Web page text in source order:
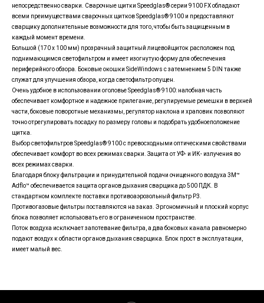
непосредственно сварки. Сварочные щитки Speedglas® серии 9100 FX обладают
всеми преимуществами сварочных щитков Speedglas® 9100 и предоставляют
сварщику дополнительные возможности для того, чтобы быть защищенным в
каждый момент времени.
Большой (170 х 100 мм) прозрачный защитный лицевойщиток расположен под
поднимающимся светофильтром и имеет изогнутую форму для обеспечения
периферийного обзора. Боковые окошки SideWindows с затемнением 5 DIN также
служат для улучшения обзора, когда светофильтр опущен.
Очень удобное в использовании оголовье Speedglas® 9100: налобная часть
обеспечивает комфортное и надежное прилегание, регулируемые ремешки в верхней
части, боковые поворотные механизмы, регулятор наклона и храповик позволяют
точно отрегулировать посадку по размеру головы и подобрать удобноеположение
щитка.
Выбор светофильтров Speedglas® 9100 с превосходными оптическими свойствами
обеспечивает комфорт во всех режимах сварки. Защита от УФ- и ИК- излучения во
всех режимах сварки.
Благодаря блоку фильтрации и принудительной подачи очищенного воздуха 3M™
Adflo™ обеспечивается защита органов дыхания сварщика до 500 ПДК. В
стандартном комплекте поставки противоаэрозольный фильтр Р3.
Противогазовые фильтры поставляются на заказ. Эргономичный и плоский корпус
блока позволяет использовать его в ограниченном пространстве.
Поток воздуха исключает запотевание фильтра, а два боковых канала равномерно
подают воздух к области органов дыхания сварщика. Блок прост в эксплуатации,
имеет малый вес.